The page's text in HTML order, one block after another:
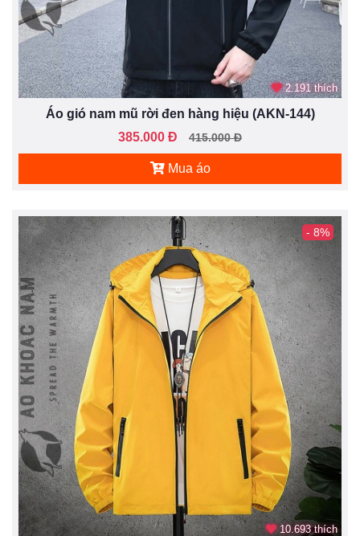
2.191 thích
Áo gió nam mũ rời đen hàng hiệu (AKN-144)
385.000 Đ
415.000 Đ
Mua áo
- 8%
10.693 thích